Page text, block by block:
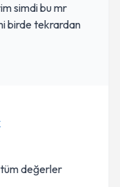
simdi bu mr
birde tekrardan
değerler